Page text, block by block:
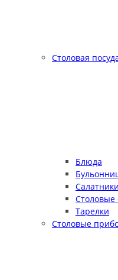
Столовая
Блюда
Салатники
Столовые
Тарелки
Столовые